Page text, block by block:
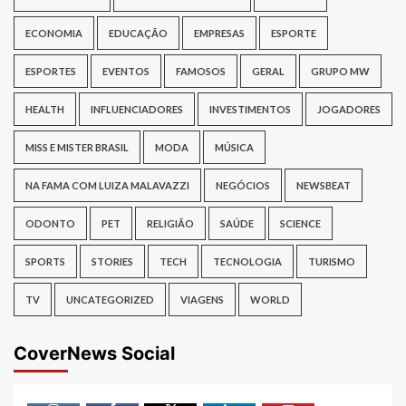
ECONOMIA EDUCAÇÃO EMPRESAS ESPORTE
ESPORTES EVENTOS FAMOSOS GERAL GRUPO MW
HEALTH INFLUENCIADORES INVESTIMENTOS JOGADORES
MISS E MISTER BRASIL MODA MÚSICA
NA FAMA COM LUIZA MALAVAZZI NEGÓCIOS NEWSBEAT
ODONTO PET RELIGIÃO SAÚDE SCIENCE
SPORTS STORIES TECH TECNOLOGIA TURISMO
TV UNCATEGORIZED VIAGENS WORLD
CoverNews Social